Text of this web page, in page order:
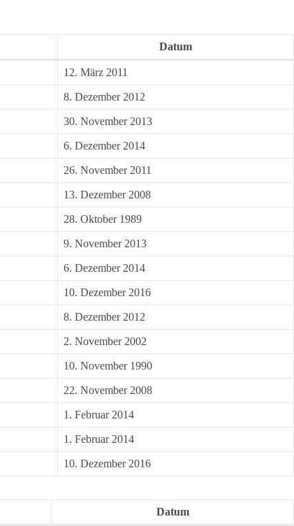
Datum
12. März 2011
8. Dezember 2012
30. November 2013
6. Dezember 2014
26. November 2011
13. Dezember 2008
28. Oktober 1989
9. November 2013
6. Dezember 2014
10. Dezember 2016
8. Dezember 2012
2. November 2002
10. November 1990
22. November 2008
1. Februar 2014
1. Februar 2014
10. Dezember 2016
Datum